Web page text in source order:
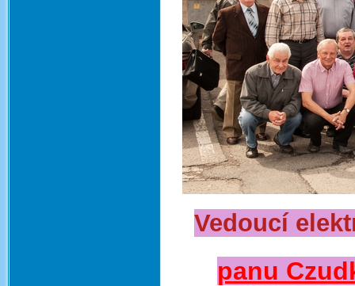
Vedoucí
panu